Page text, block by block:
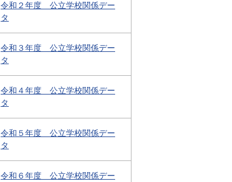
令和２年度 公立学校関係デー
タ
令和３年度 公立学校関係デー
タ
令和４年度 公立学校関係デー
タ
令和５年度 公立学校関係デー
タ
令和６年度 公立学校関係デー